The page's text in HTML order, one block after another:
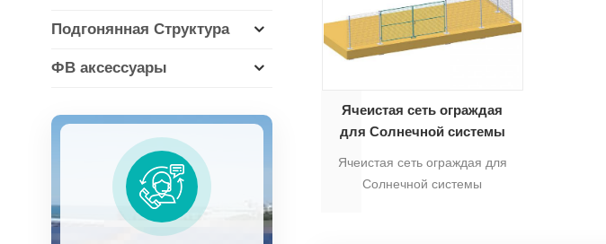
Ячеистая сеть ограждая
для Солнечной системы
Ячеистая сеть ограждая для
Солнечной системы
Подгонянная Структура
ФВ аксессуары